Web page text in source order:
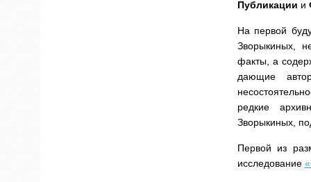
Публикации и
На первой
Зворыкиных,
факты, а
дающие
редкие
Зворыкиных,
Первой из
исследование